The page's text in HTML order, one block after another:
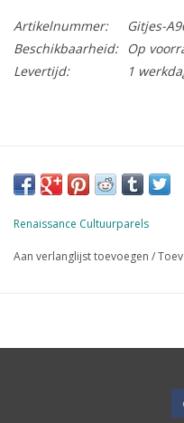
Artikelnummer:
Gitjes-
Beschikbaarheid:
Op
Levertijd:
1
Renaissance Cultuurparels
Aan verlanglijst toevoegen /